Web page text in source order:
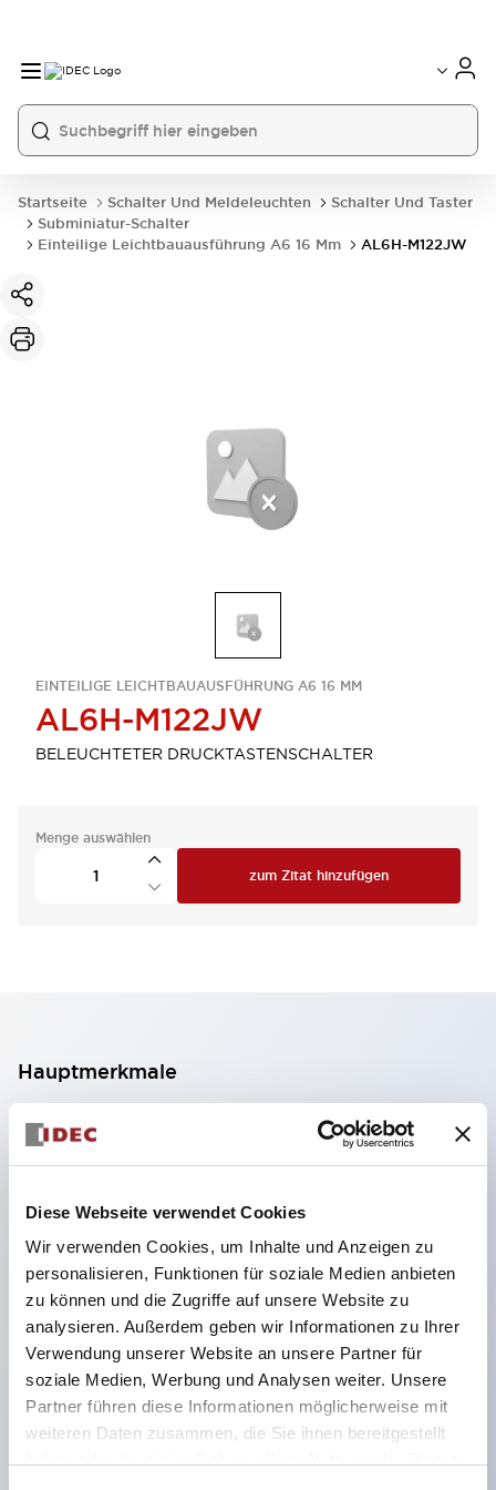
Diese Webseite verwendet Cookies
Wir verwenden Cookies, um Inhalte und Anzeigen zu
personalisieren, Funktionen für soziale Medien anbieten
zu können und die Zugriffe auf unsere Website zu
analysieren. Außerdem geben wir Informationen zu Ihrer
Verwendung unserer Website an unsere Partner für
soziale Medien, Werbung und Analysen weiter. Unsere
Partner führen diese Informationen möglicherweise mit
weiteren Daten zusammen, die Sie ihnen bereitgestellt
Startseite Schalter Und Meldeleuchten
Schalter Und Taster
Subminiatur-Schalter
Einteilige Leichtbauausführung A6 16 Mm
AL6H-M122JW
EINTEILIGE LEICHTBAUAUSFÜHRUNG A6 16 MM
AL6H-M122JW
BELEUCHTETER DRUCKTASTENSCHALTER
Menge auswählen
zum Zitat hinzufügen
Hauptmerkmale
Geeignet für ein breites Anwendungsspektrum
von der Konsumelektronik bis zum FA-Bereich
Schutzarten IP40 und IP65 vollständig verfügbar
(IEC 60529)
UL- und CSA-zertifiziert. Entspricht EN (Europa)
Normen. CCC-zertifiziert (außer Anzeigeleuchten).
Mit speziellem Zubehör leicht auf Φ22 Flash-
Silhouette umstellbar